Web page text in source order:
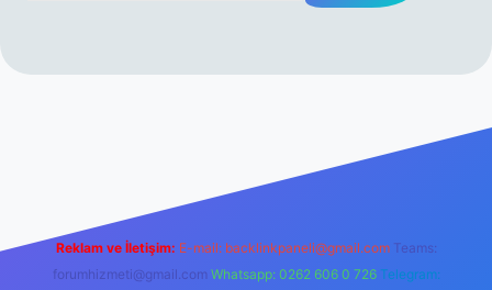
Reklam ve İletişim: E-mail: backlinkpaneli@gmail.com Teams:
forumhizmeti@gmail.com Whatsapp: 0262 606 0 726 Telegram: